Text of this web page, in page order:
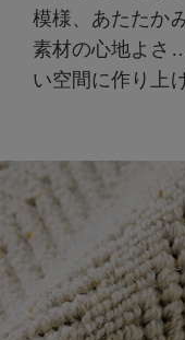
模様、あたたか
素材の心地よさ
い空間に作り上